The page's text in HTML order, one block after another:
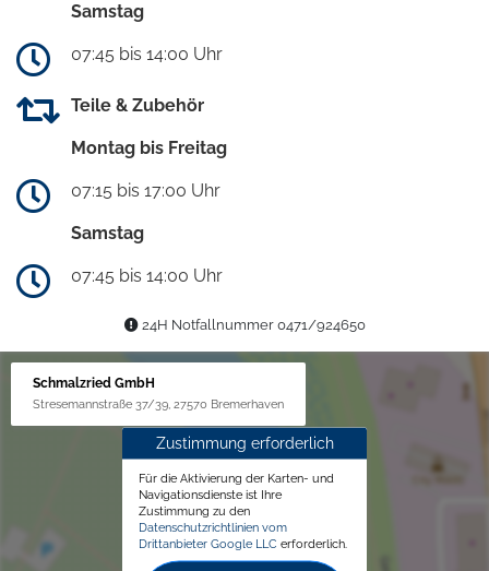
Samstag
07:45 bis 14:00 Uhr
Teile & Zubehör
Montag bis Freitag
07:15 bis 17:00 Uhr
Samstag
07:45 bis 14:00 Uhr
24H Notfallnummer 0471/924650
Schmalzried GmbH
Stresemannstraße 37/39, 27570 Bremerhaven
Zustimmung erforderlich
Für die Aktivierung der Karten- und
Navigationsdienste ist Ihre
Zustimmung zu den
Datenschutzrichtlinien vom
Drittanbieter Google LLC erforderlich.